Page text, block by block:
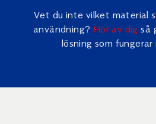
Vet du inte vilket material
användning? Hör av dig så
lösning som